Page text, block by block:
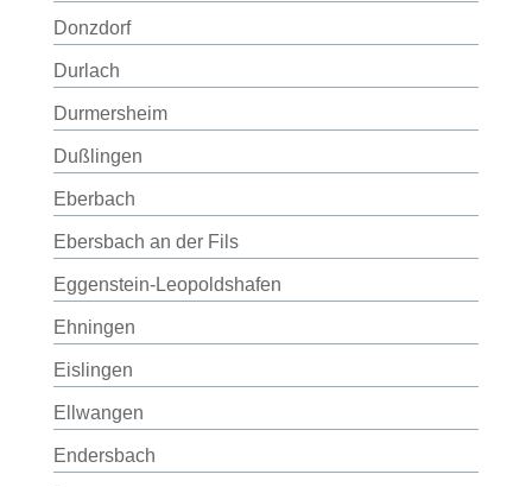
Donzdorf
Durlach
Durmersheim
Dußlingen
Eberbach
Ebersbach an der Fils
Eggenstein-Leopoldshafen
Ehningen
Eislingen
Ellwangen
Endersbach